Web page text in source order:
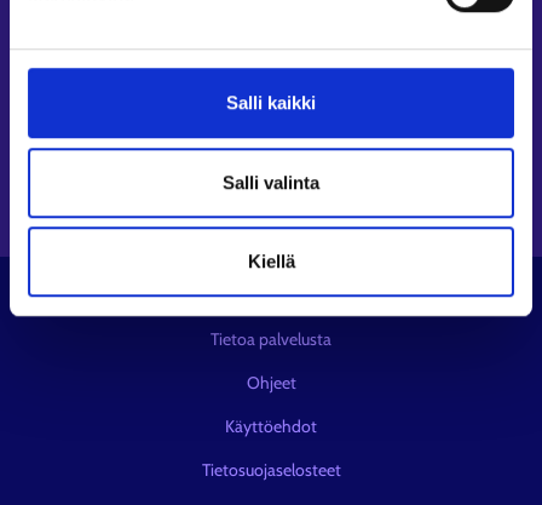
Salli kaikki
Salli valinta
Kiellä
LinkedIn⁠
Youtube⁠
© KEHA-keskus
Tietoa palvelusta
Ohjeet
Käyttöehdot
Tietosuojaselosteet